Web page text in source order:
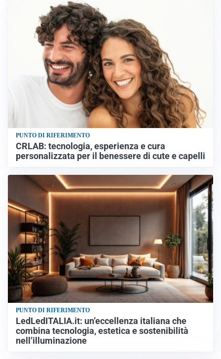
PUNTO DI RIFERIMENTO
CRLAB: tecnologia, esperienza e cura
personalizzata per il benessere di cute e capelli
PUNTO DI RIFERIMENTO
LedLedITALIA.it: un’eccellenza italiana che
combina tecnologia, estetica e sostenibilità
nell’illuminazione